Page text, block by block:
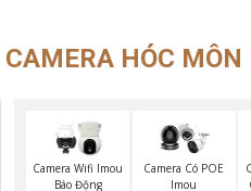
CAMERA HÓC MÔN
Camera Wifi Imou
Báo Động
Camera Có POE
Imou